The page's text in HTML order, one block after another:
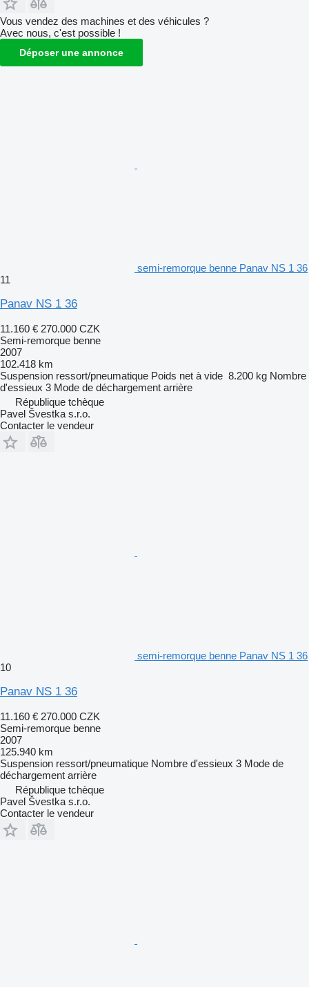
Vous vendez des machines et des véhicules ?
Avec nous, c'est possible !
Déposer une annonce
semi-remorque benne Panav NS 1 36
11
Panav NS 1 36
11.160 € 270.000 CZK
Semi-remorque benne
2007
102.418 km
Suspension ressort/pneumatique Poids net à vide 8.200 kg Nombre
d'essieux 3 Mode de déchargement arrière
République tchèque
Pavel Švestka s.r.o.
Contacter le vendeur
semi-remorque benne Panav NS 1 36
10
Panav NS 1 36
11.160 € 270.000 CZK
Semi-remorque benne
2007
125.940 km
Suspension ressort/pneumatique Nombre d'essieux 3 Mode de
déchargement arrière
République tchèque
Pavel Švestka s.r.o.
Contacter le vendeur